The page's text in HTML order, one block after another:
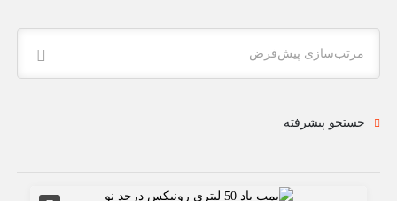
مرتب‌سازی پیش‌فرض
جستجو پیشرفته